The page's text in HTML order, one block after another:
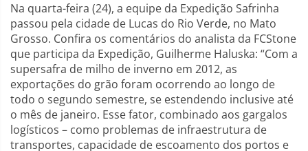
Na quarta-feira (24), a equipe da Expedição Safrinha
passou pela cidade de Lucas do Rio Verde, no Mato
Grosso. Confira os comentários do analista da FCStone
que participa da Expedição, Guilherme Haluska: “Com a
supersafra de milho de inverno em 2012, as
exportações do grão foram ocorrendo ao longo de
todo o segundo semestre, se estendendo inclusive até
o mês de janeiro. Esse fator, combinado aos gargalos
logísticos – como problemas de infraestrutura de
transportes, capacidade de escoamento dos portos e